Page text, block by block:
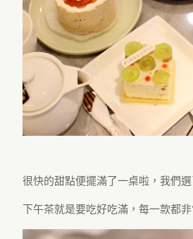
很快的甜點便擺滿了一桌啦，我們
下午茶就是要吃好吃滿，每一款都非